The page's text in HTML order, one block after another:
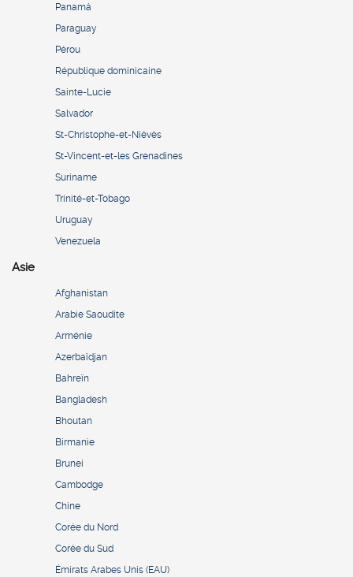
Panamá
Paraguay
Pérou
République dominicaine
Sainte-Lucie
Salvador
St-Christophe-et-Niévès
St-Vincent-et-les Grenadines
Suriname
Trinité-et-Tobago
Uruguay
Venezuela
Asie
Afghanistan
Arabie Saoudite
Arménie
Azerbaïdjan
Bahreïn
Bangladesh
Bhoutan
Birmanie
Brunei
Cambodge
Chine
Corée du Nord
Corée du Sud
Émirats Arabes Unis (EAU)